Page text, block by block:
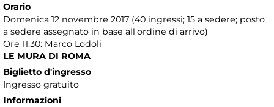
Orario
Domenica 12 novembre 2017 (40 ingressi; 15 a sedere; posto
a sedere assegnato in base all'ordine di arrivo)
Ore 11.30: Marco Lodoli
LE MURA DI ROMA
Biglietto d'ingresso
Ingresso gratuito
Informazioni